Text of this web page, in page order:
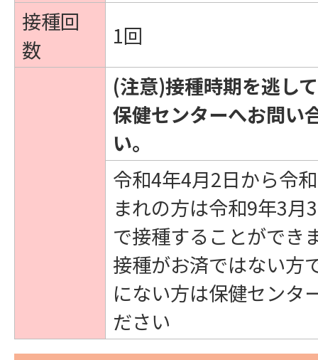
接種回
数
1回
(注意)接種時期を逃し
保健センターへお問い
い。
令和4年4月2日から令
まれの方は令和9年3月
で接種することができ
接種がお済ではない方
にない方は保健センタ
ださい